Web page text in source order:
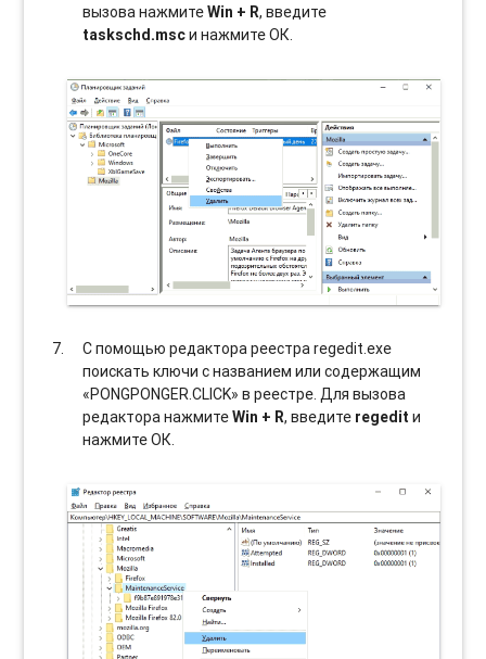
вызова нажмитеWin + R, введите
taskschd.mscи нажмите ОК.
С помощью редактора реестра regedit.exe
поискать ключи с названием или содержащим
«PONGPONGER.CLICK» в реестре. Для вызова
редактора нажмитеWin + R, введите regedit и
нажмите ОК.